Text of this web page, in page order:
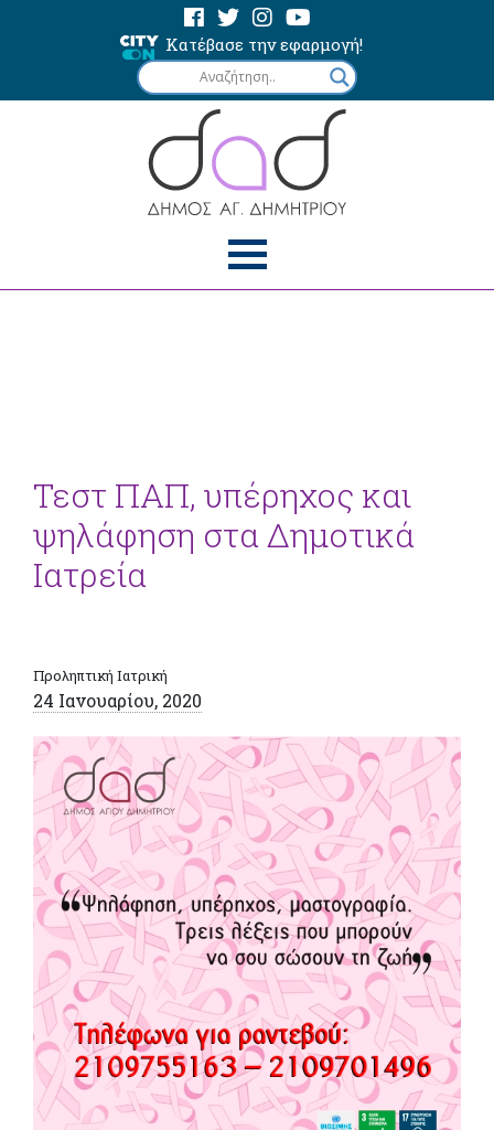
Κατέβασε την εφαρμογή!
Τεστ ΠΑΠ, υπέρηχος και
ψηλάφηση στα Δημοτικά
Ιατρεία
Προληπτική Ιατρική
24 Ιανουαρίου, 2020